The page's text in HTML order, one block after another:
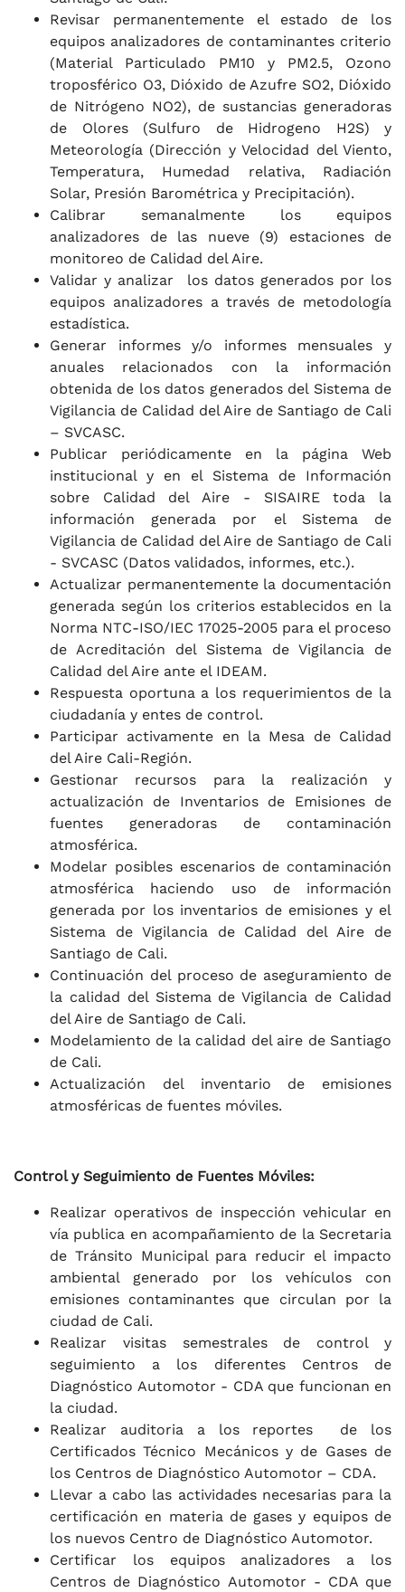
Revisar permanentemente el estado de los
equipos analizadores de contaminantes criterio
(Material Particulado PM10 y PM2.5, Ozono
troposférico O3, Dióxido de Azufre SO2, Dióxido
de Nitrógeno NO2), de sustancias generadoras
de Olores (Sulfuro de Hidrogeno H2S) y
Meteorología (Dirección y Velocidad del Viento,
Temperatura, Humedad relativa, Radiación
Solar, Presión Barométrica y Precipitación).
Calibrar semanalmente los equipos
analizadores de las nueve (9) estaciones de
monitoreo de Calidad del Aire.
Validar y analizar los datos generados por los
equipos analizadores a través de metodología
estadística.
Generar informes y/o informes mensuales y
anuales relacionados con la información
obtenida de los datos generados del Sistema de
Vigilancia de Calidad del Aire de Santiago de Cali
– SVCASC.
Publicar periódicamente en la página Web
institucional y en el Sistema de Información
sobre Calidad del Aire - SISAIRE toda la
información generada por el Sistema de
Vigilancia de Calidad del Aire de Santiago de Cali
- SVCASC (Datos validados, informes, etc.).
Actualizar permanentemente la documentación
generada según los criterios establecidos en la
Norma NTC-ISO/IEC 17025-2005 para el proceso
de Acreditación del Sistema de Vigilancia de
Calidad del Aire ante el IDEAM.
Respuesta oportuna a los requerimientos de la
ciudadanía y entes de control.
Participar activamente en la Mesa de Calidad
del Aire Cali-Región.
Gestionar recursos para la realización y
actualización de Inventarios de Emisiones de
fuentes generadoras de contaminación
atmosférica.
Modelar posibles escenarios de contaminación
atmosférica haciendo uso de información
generada por los inventarios de emisiones y el
Sistema de Vigilancia de Calidad del Aire de
Santiago de Cali.
Continuación del proceso de aseguramiento de
la calidad del Sistema de Vigilancia de Calidad
del Aire de Santiago de Cali.
Modelamiento de la calidad del aire de Santiago
de Cali.
Actualización del inventario de emisiones
atmosféricas de fuentes móviles.
Control y Seguimiento de Fuentes Móviles:
Realizar operativos de inspección vehicular en
vía publica en acompañamiento de la Secretaria
de Tránsito Municipal para reducir el impacto
ambiental generado por los vehículos con
emisiones contaminantes que circulan por la
ciudad de Cali.
Realizar visitas semestrales de control y
seguimiento a los diferentes Centros de
Diagnóstico Automotor - CDA que funcionan en
la ciudad.
Realizar auditoria a los reportes de los
Certificados Técnico Mecánicos y de Gases de
los Centros de Diagnóstico Automotor – CDA.
Llevar a cabo las actividades necesarias para la
certificación en materia de gases y equipos de
los nuevos Centro de Diagnóstico Automotor.
Certificar los equipos analizadores a los
Centros de Diagnóstico Automotor - CDA que